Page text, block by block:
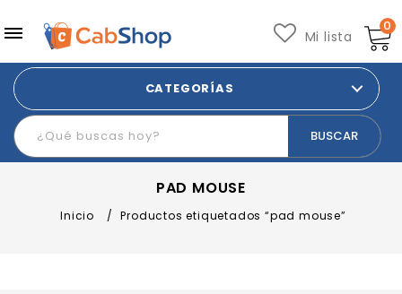
0
Mi lista
CATEGORÍAS
PAD MOUSE
Inicio / Productos etiquetados “pad mouse”